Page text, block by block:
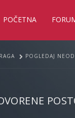
POČETNA
POGLEDAJ